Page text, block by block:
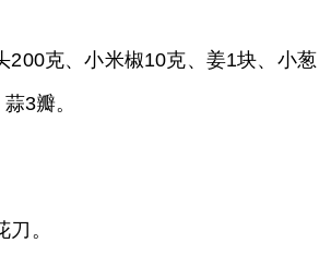
200克、小米椒10克、姜1块、小葱
3瓣。
。